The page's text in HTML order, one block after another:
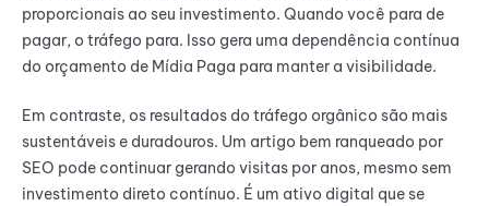
proporcionais ao seu investimento. Quando você para de
pagar, o tráfego para. Isso gera uma dependência contínua
do orçamento de Mídia Paga para manter a visibilidade.
Em contraste, os resultados do tráfego orgânico são mais
sustentáveis e duradouros. Um artigo bem ranqueado por
SEO pode continuar gerando visitas por anos, mesmo sem
investimento direto contínuo. É um ativo digital que se